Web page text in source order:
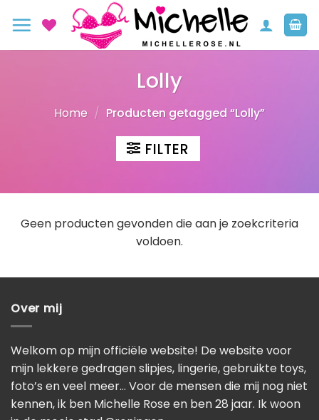
naar
Lolly
Home / Producten getagged “Lolly”
FILTER
Geen producten gevonden die aan je zoekcriteria
voldoen.
Over mij
Welkom op mijn officiële website! De website voor
mijn lekkere gedragen slipjes, lingerie, gebruikte toys,
foto’s en veel meer… Voor de mensen die mij nog niet
kennen, ik ben Michelle Rose en ben 28 jaar. Ik woon